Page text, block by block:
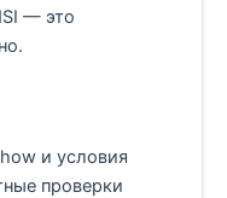
— это
и условия
проверки